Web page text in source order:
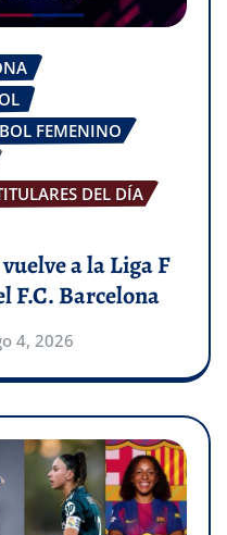
FEMENINO
DEL DÍA
a la Liga F
F.C. Barcelona
4, 2026